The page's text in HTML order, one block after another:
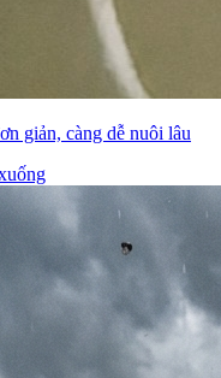
giản, càng dễ nuôi lâu